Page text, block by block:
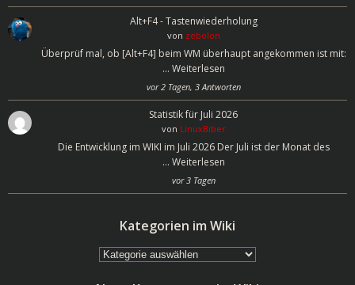
Alt+F4 - Tastenwiederholung
von zebolon
Überprüf mal, ob [Alt+F4] beim WM überhaupt angekommen ist mit:
… Weiterlesen
vor 2 Tagen, 3 Antworten
Statistik für Juli 2026
von LinuxBiber
Die Entwicklung im WIKI im Juli 2026 Der Juli ist der Monat des
… Weiterlesen
vor 3 Tagen
Kategorien im Wiki
Kategorien